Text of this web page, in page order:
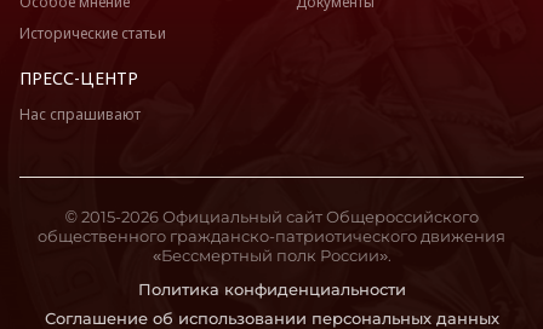
Исторические статьи
ПРЕСС-ЦЕНТР
Нас спрашивают
Политика конфиденциальности
Соглашение об использовании персональных данных
© 2015-2026 Официальный сайт Общероссийского
общественного гражданско-патриотического движения
«Бессмертный полк России».